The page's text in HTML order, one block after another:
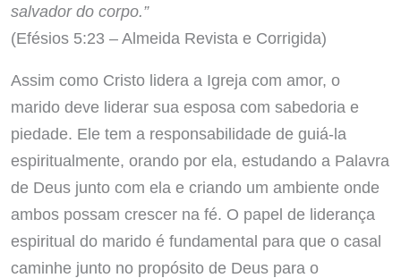
salvador do corpo.”
(Efésios 5:23 – Almeida Revista e Corrigida)
Assim como Cristo lidera a Igreja com amor, o
marido deve liderar sua esposa com sabedoria e
piedade. Ele tem a responsabilidade de guiá-la
espiritualmente, orando por ela, estudando a Palavra
de Deus junto com ela e criando um ambiente onde
ambos possam crescer na fé. O papel de liderança
espiritual do marido é fundamental para que o casal
caminhe junto no propósito de Deus para o